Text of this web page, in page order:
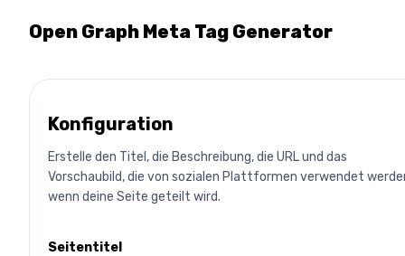
Open Graph Meta Tag Generator
Konfiguration
Erstelle den Titel, die Beschreibung, die URL und das
Vorschaubild, die von sozialen Plattformen verwendet
wenn deine Seite geteilt wird.
Seitentitel